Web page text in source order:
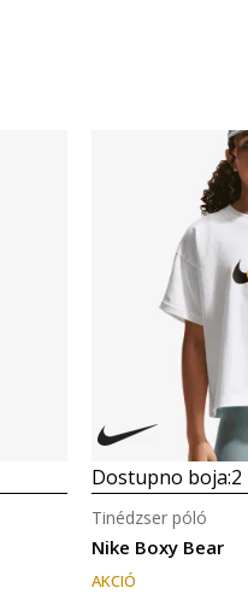
Dostupno boja:2
Nike Boxy Bear
Tinédzser póló
AKCIÓ